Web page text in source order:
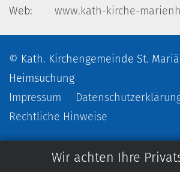
Wir achten Ihre
Web:
www.kath-kirche-
© Kath. Kirchengemeinde St. Mariä
Heimsuchung
Impressum
Rechtliche Hinweise